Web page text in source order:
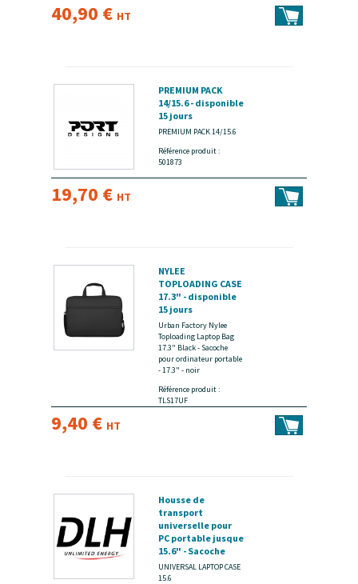
40,90 € HT
PREMIUM PACK
14/15.6 - disponible
15 jours
PREMIUM PACK 14/15.6
Référence produit :
501873
19,70 € HT
NYLEE
TOPLOADING CASE
17.3" - disponible
15 jours
Urban Factory Nylee
Toploading Laptop Bag
17.3" Black - Sacoche
pour ordinateur portable
- 17.3" - noir
Référence produit :
TLS17UF
9,40 € HT
Housse de
transport
universelle pour
PC portable jusque
15.6" - Sacoche
avec interieur
doux et
UNIVERSAL LAPTOP CASE
15.6